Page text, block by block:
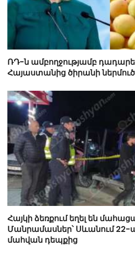
ՌԴ-ն ամբողջությամբ
Հայաստանից ծիրանի
Հայկի ձեռքում եղել են
Մանրամասներ՝ Սևանում 22-
մահվան դեպքից